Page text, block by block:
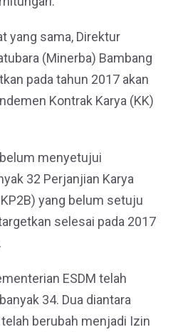
yang sama, Direktur
(Minerba) Bambang
pada tahun 2017 akan
Kontrak Karya (KK)
menyetujui
32 Perjanjian Karya
yang belum setuju
selesai pada 2017
ESDM telah
34. Dua diantara
berubah menjadi Izin